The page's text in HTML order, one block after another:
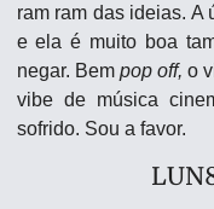
ram ram das ideias. A
e ela é muito boa
negar. Bem pop off, o
vibe de música
sofrido. Sou a favor.